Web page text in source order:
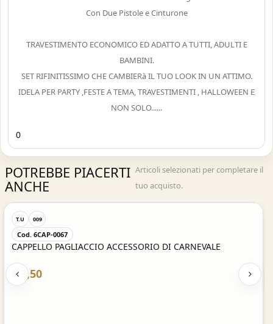
Con Due Pistole e Cinturone
TRAVESTIMENTO ECONOMICO ED ADATTO A TUTTI, ADULTI E
BAMBINI.
SET RIFINITISSIMO CHE CAMBIERà IL TUO LOOK IN UN ATTIMO.
IDELA PER PARTY ,FESTE A TEMA, TRAVESTIMENTI , HALLOWEEN E
NON SOLO......
0
POTREBBE PIACERTI
ANCHE
Articoli selezionati per completare il
tuo acquisto.
Acquisto Veloce
T.U 009
Cod. 6CAP-0067
CAPPELLO PAGLIACCIO ACCESSORIO DI CARNEVALE
€ 3,50